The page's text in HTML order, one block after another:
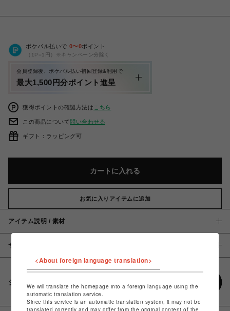
ポケパル払いで 0〜0ポイント
（1P=1円）※キャンペーン分除く
会員登録後、ポケパル払い初回登録&利用で
最大1,500円分ポイント進呈
獲得ポイントの確認方法は こちら
この商品について問い合わせる
ギフト：ラッピング可
カートに入れる
お気に入りアイテムに追加
アイテム説明 / 素材
サイズ
シェアする
<About foreign language translation>
We will translate the homepage into a foreign language using the
automatic translation service.
Since this service is an automatic translation system, it may not be
translated correctly and may differ from the original content of the